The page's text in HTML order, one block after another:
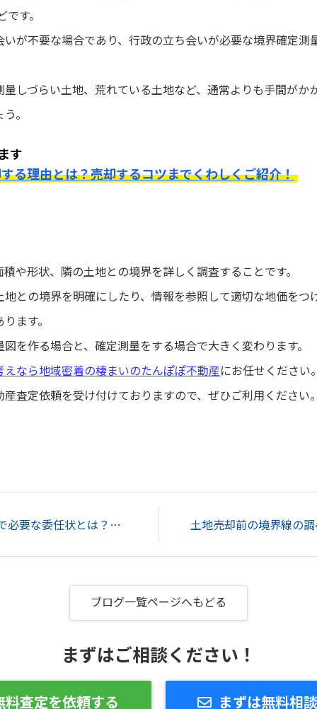
す。
が不要な場合であり、行政の立ち会いが必要な境界確定測
しづらい土地、荒れている土地など、通常よりも手間がか
。
す
る理由とは？売却するコツまでくわしくご紹介！
や形状、隣の土地との境界を詳しく調査することです。
との境界を明確にしたり、情報を参照して適切な地価をつ
ます。
を作る場合と、確定測量をする場合で大きく変わります。
なら地域密着の棲まいのたんぽぽ不動産にお任せください
査定依頼を受け付けておりますので、ぜひご利用ください
共有名義の不動産売却で必要な委任状とは？記載する内容などを解説...
ブログ一覧ページへもどる
まずはご相談ください！
料査定を依頼する まずは無料相